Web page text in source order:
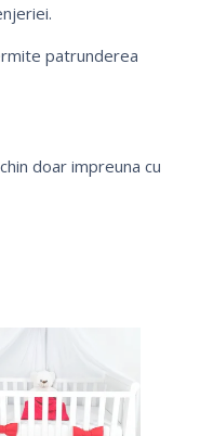
patrunderea
doar impreuna cu